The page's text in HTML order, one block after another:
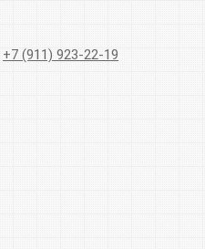
+7 (911) 923-22-19